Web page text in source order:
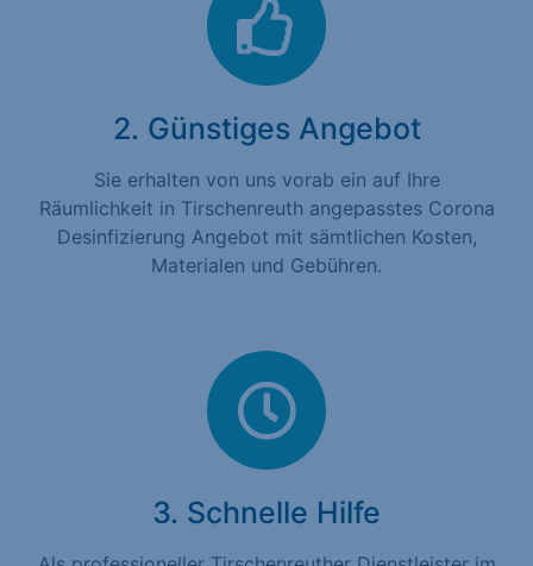
2. Günstiges Angebot
Sie erhalten von uns vorab ein auf Ihre
Räumlichkeit in Tirschenreuth angepasstes Corona
Desinfizierung Angebot mit sämtlichen Kosten,
Materialen und Gebühren.
3. Schnelle Hilfe